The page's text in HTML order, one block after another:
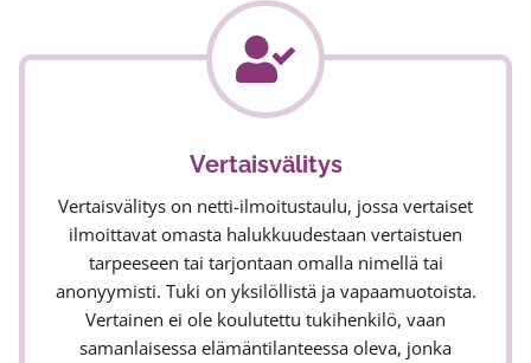
Vertaisvälitys
Vertaisvälitys on netti-ilmoitustaulu, jossa vertaiset
ilmoittavat omasta halukkuudestaan vertaistuen
tarpeeseen tai tarjontaan omalla nimellä tai
anonyymisti. Tuki on yksilöllistä ja vapaamuotoista.
Vertainen ei ole koulutettu tukihenkilö, vaan
samanlaisessa elämäntilanteessa oleva, jonka